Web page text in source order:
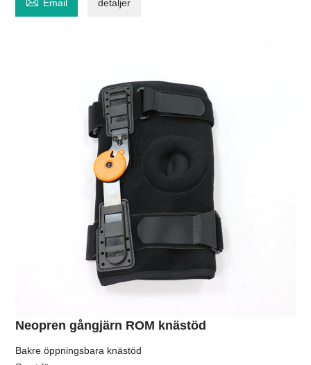
Email detaljer
Neopren gångjärn ROM knästöd
Bakre öppningsbara knästöd